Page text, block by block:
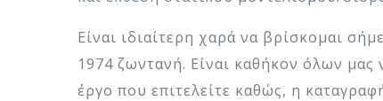
Είναι ιδιαίτερη χαρά να βρίσκομαι
1974 ζωντανή. Είναι καθήκον όλων
έργο που επιτελείτε καθώς, η